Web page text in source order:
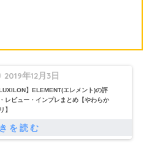
2019年12月3日
LUXILON】ELEMENT(エレメント)の評
レビュー・インプレまとめ【やわらか
】